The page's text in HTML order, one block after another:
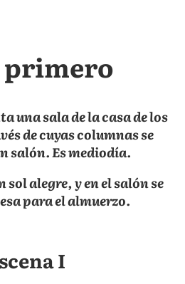
primero
una sala de la casa de los
de cuyas columnas se
salón. Es mediodía.
alegre, y en el salón se
para el almuerzo.
I